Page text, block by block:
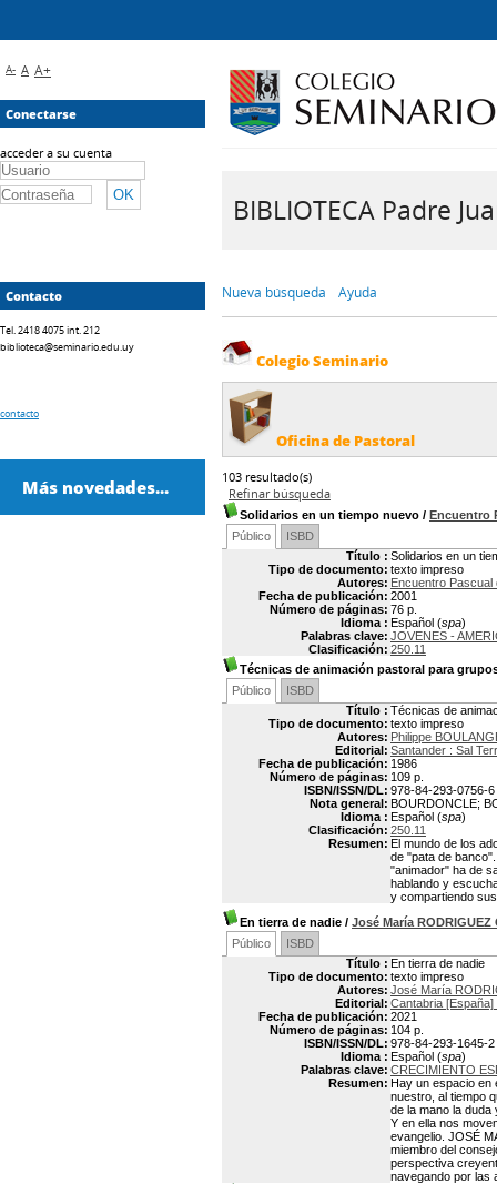
BIBLIOTECA Padre
Nueva búsqueda Ayuda
Colegio Seminario
Oficina de Pastoral
103 resultado(s)
Refinar búsqueda
Solidarios en un tiempo nuevo / Encuentro
Público
ISBD
Título : Solidarios en un
Tipo de documento: texto impreso
Autores: Encuentro Pascual
Fecha de publicación: 2001
Número de páginas: 76 p.
Idioma : Español (spa)
Palabras clave: JOVENES -
Clasificación: 250.11
Técnicas de animación pastoral para
Público
ISBD
Título : Técnicas de
Tipo de documento: texto impreso
Autores: Philippe
Editorial: Santander : Sal
Fecha de publicación: 1986
Número de páginas: 109 p.
ISBN/ISSN/DL: 978-84-293-0756-6
Nota general: BOURDONCLE;
Idioma : Español (spa)
Clasificación: 250.11
Resumen: El mundo de los
de "pata de
"animador" ha de
hablando y
y compartiendo
En tierra de nadie / José María RODRIGUEZ
Público
ISBD
Título : En tierra de nadie
Tipo de documento: texto impreso
Autores: José María
Editorial: Cantabria [España]
Fecha de publicación: 2021
Número de páginas: 104 p.
ISBN/ISSN/DL: 978-84-293-1645-2
Idioma : Español (spa)
Palabras clave: CRECIMIENTO
Resumen: Hay un espacio en
nuestro, al tiempo
de la mano la
Y en ella nos
evangelio. JOSÉ
miembro del
perspectiva
navegando por las
A- A A+
Conectarse
acceder a su cuenta
Contacto
Tel. 2418 4075 int. 212
biblioteca@seminario.edu.uy
contacto
Más novedades...